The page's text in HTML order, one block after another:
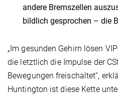
andere Bremszellen
bildlich gesprochen – die
„Im gesunden Gehirn lösen
die letztlich die Impulse der
Bewegungen freischaltet“,
Huntington ist diese Kette